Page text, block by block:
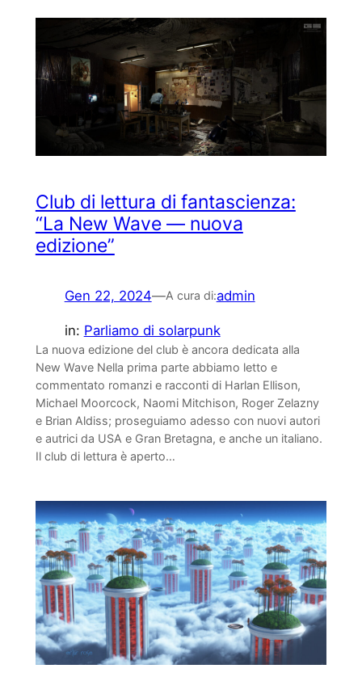
Club di lettura di fantascienza:
“La New Wave — nuova
edizione”
Gen 22, 2024—A cura di:admin
in: Parliamo di solarpunk
La nuova edizione del club è ancora dedicata alla
New Wave Nella prima parte abbiamo letto e
commentato romanzi e racconti di Harlan Ellison,
Michael Moorcock, Naomi Mitchison, Roger Zelazny
e Brian Aldiss; proseguiamo adesso con nuovi autori
e autrici da USA e Gran Bretagna, e anche un italiano.
Il club di lettura è aperto…